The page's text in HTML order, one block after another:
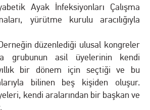
Ayak İnfeksiyonları Çalışma
yürütme kurulu aracılığıyla
düzenlediği ulusal kongreler
grubunun asil üyelerinin kendi
bir dönem için seçtiği ve bu
bilinen beş kişiden oluşur.
kendi aralarından bir başkan ve